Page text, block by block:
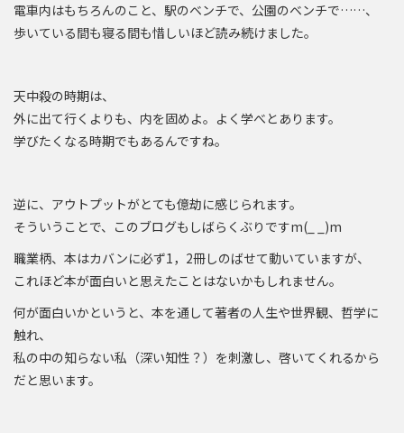
電車内はもちろんのこと、駅のベンチで、公園のベンチで……、
歩いている間も寝る間も惜しいほど読み続けました。
天中殺の時期は、
外に出て行くよりも、内を固めよ。よく学べとあります。
学びたくなる時期でもあるんですね。
逆に、アウトプットがとても億劫に感じられます。
そういうことで、このブログもしばらくぶりですm(_ _)m
職業柄、本はカバンに必ず1，2冊しのばせて動いていますが、
これほど本が面白いと思えたことはないかもしれません。
何が面白いかというと、本を通して著者の人生や世界観、哲学に
触れ、
私の中の知らない私（深い知性？）を刺激し、啓いてくれるから
だと思います。